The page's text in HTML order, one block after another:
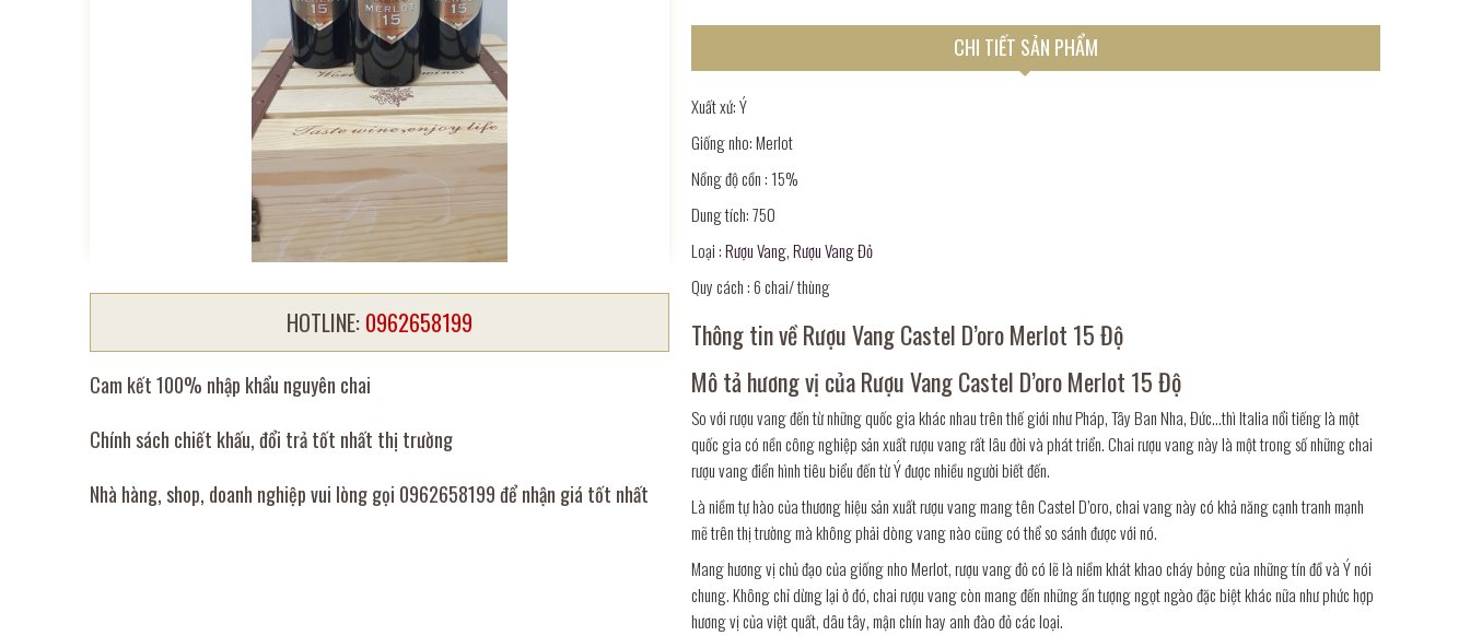
HOTLINE: 0962658199
Cam kết 100% nhập khẩu nguyên chai
Chính sách chiết khấu, đổi trả tốt nhất thị trường
Nhà hàng, shop, doanh nghiệp vui lòng gọi 0962658199 để nhận giá tốt nhất
CHI TIẾT SẢN PHẨM
Xuất xứ: Ý
Giống nho: Merlot
Nồng độ cồn : 15%
Dung tích: 750
Loại :Rượu Vang,Rượu Vang Đỏ
Quy cách : 6 chai/ thùng
Thông tin về Rượu Vang Castel D’oro Merlot 15 Độ
Mô tả hương vị của Rượu Vang Castel D’oro Merlot 15 Độ
So với rượu vang đến từ những quốc gia khác nhau trên thế giới như Pháp, Tây Ban Nha, Đức…thì Italia nổi tiếng là một
quốc gia có nền công nghiệp sản xuất rượu vang rất lâu đời và phát triển. Chai rượu vang này là một trong số những chai
rượu vang điển hình tiêu biểu đến từ Ý được nhiều người biết đến.
Là niềm tự hào của thương hiệu sản xuất rượu vang mang tên Castel D’oro, chai vang này có khả năng cạnh tranh mạnh
mẽ trên thị trường mà không phải dòng vang nào cũng có thể so sánh được với nó.
Mang hương vị chủ đạo của giống nho Merlot, rượu vang đỏ có lẽ là niềm khát khao cháy bỏng của những tín đồ và Ý nói
chung. Không chỉ dừng lại ở đó, chai rượu vang còn mang đến những ấn tượng ngọt ngào đặc biệt khác nữa như phức hợp
hương vị của việt quất, dâu tây, mận chín hay anh đào đỏ các loại.